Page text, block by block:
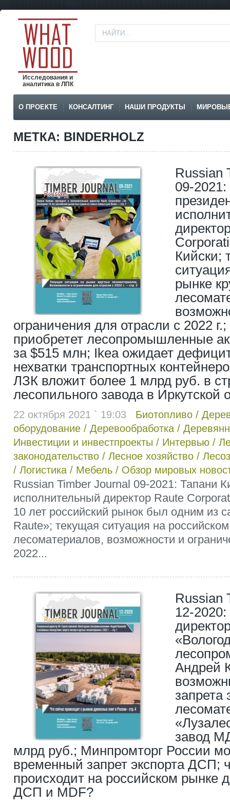
Исследования и
аналитика в ЛПК
О ПРОЕКТЕ КОНСАЛТИНГ НАШИ ПРОДУКТЫ
МЕТКА: BINDERHOLZ
Russian
09-
Кийски;
рынке
ограничения для отрасли с 2022
приобретет лесопромышленные
за $515 млн; Ikea ожидает
нехватки транспортных
ЛЗК вложит более 1 млрд руб. в
лесопильного завода в Иркутской
22 октября 2021 ` 19:03 Биотопливо /
оборудование / Деревообработка /
Инвестиции и инвестпроекты / Интервью /
законодательство / Лесное хозяйство /
/ Логистика / Мебель / Обзор мировых
Russian Timber Journal 09-2021: Тапани
исполнительный директор Raute
10 лет российский рынок был одним из
Raute»; текущая ситуация на
лесоматериалов, возможности и
2022...
Russian
12-
Андрей
запрета
завод
млрд руб.; Минпромторг России
временный запрет экспорта ДСП;
происходит на российском рынке
ДСП и MDF?